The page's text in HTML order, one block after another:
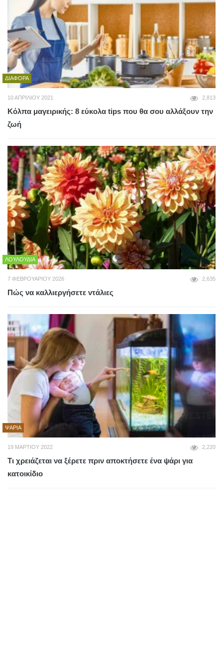
ΔΙΆΦΟΡΑ
10 ΑΠΡΙΛΊΟΥ 2021 2,813
Κόλπα μαγειρικής: 8 εύκολα tips που θα σου αλλάξουν την
ζωή
ΛΟΥΛΟΎΔΙΑ
7 ΦΕΒΡΟΥΑΡΊΟΥ 2026 2,635
Πώς να καλλιεργήσετε ντάλιες
ΨΆΡΙΑ
19 ΜΑΡΤΊΟΥ 2022 2,220
Τι χρειάζεται να ξέρετε πριν αποκτήσετε ένα ψάρι για
κατοικίδιο